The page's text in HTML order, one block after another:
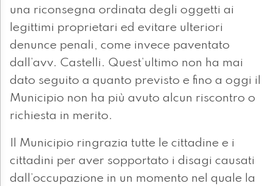
una riconsegna ordinata degli oggetti ai
legittimi proprietari ed evitare ulteriori
denunce penali, come invece paventato
dall’avv. Castelli. Quest’ultimo non ha mai
dato seguito a quanto previsto e fino a oggi il
Municipio non ha più avuto alcun riscontro o
richiesta in merito.
Il Municipio ringrazia tutte le cittadine e i
cittadini per aver sopportato i disagi causati
dall’occupazione in un momento nel quale la